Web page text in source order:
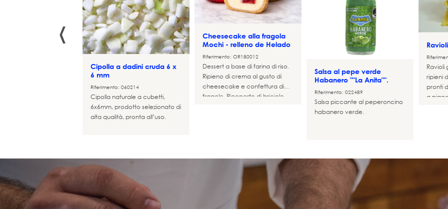
Cipolla a dadini cruda 6 x
6 mm
Riferimento: 060214
Cipolla naturale a cubetti,
6x6mm, prodotto selezionato di
alta qualità, pronta all’uso.
Cheesecake alla fragola
Mochi - relleno de Helado
Riferimento: OR180012
Dessert a base di farina di riso.
Ripieno di crema al gusto di
cheesecake e confettura di
fragole. Ricoperto di briciole
Salsa al pepe verde
Habanero ""La Anita"".
Riferimento: 022489
Salsa piccante al peperoncino
habanero verde.
Ravioli
ripieni
pronti
a
‹